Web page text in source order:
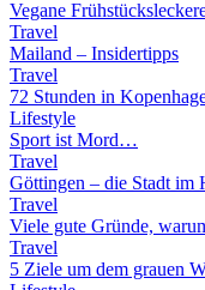
Vegane
Travel
Mailand – Insidertipps
Travel
72 Stunden in
Lifestyle
Sport ist Mord…
Travel
Göttingen – die Stadt im
Travel
Viele gute Gründe,
Travel
5 Ziele um dem grauen